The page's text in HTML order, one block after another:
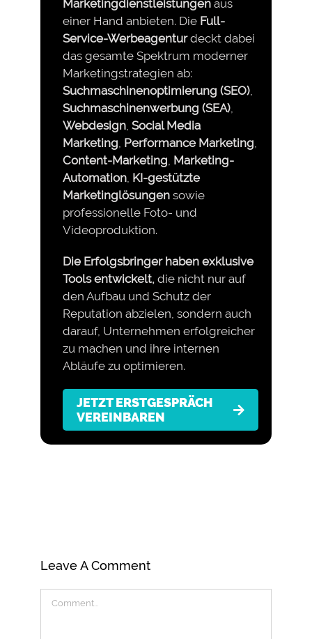
Marketingdienstleistungenaus
einer Hand anbieten. Die Full-
Service-Werbeagenturdeckt dabei
das gesamte Spektrum moderner
Marketingstrategien ab:
Suchmaschinenoptimierung (SEO),
Suchmaschinenwerbung (SEA),
Webdesign, Social Media
Marketing, Performance Marketing,
Content-Marketing, Marketing-
Automation, KI-gestützte
Marketinglösungensowie
professionelle Foto- und
Videoproduktion.
Die Erfolgsbringer haben exklusive
Tools entwickelt,die nicht nur auf
den Aufbau und Schutz der
Reputation abzielen, sondern auch
darauf, Unternehmen erfolgreicher
zu machen und ihre internen
Abläufe zu optimieren.
JETZT ERSTGESPRÄCH
VEREINBAREN
Leave A Comment
Comment